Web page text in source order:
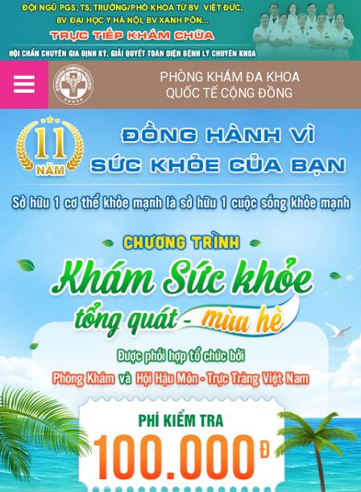
PHÒNG KHÁM ĐA KHOA
QUỐC TẾ CỘNG ĐỒNG